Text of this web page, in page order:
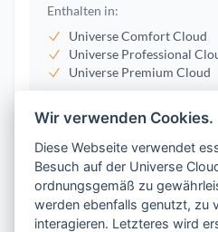
Enthalten in:
Universe Comfort Cloud
Universe Professional
Universe Premium Cloud
Musik abspielen
Wir verwenden Cookies.
Diese Webseite verwendet
Besuch auf der Universe
ordnungsgemäß zu
werden ebenfalls genutzt, zu
interagieren. Letzteres wird